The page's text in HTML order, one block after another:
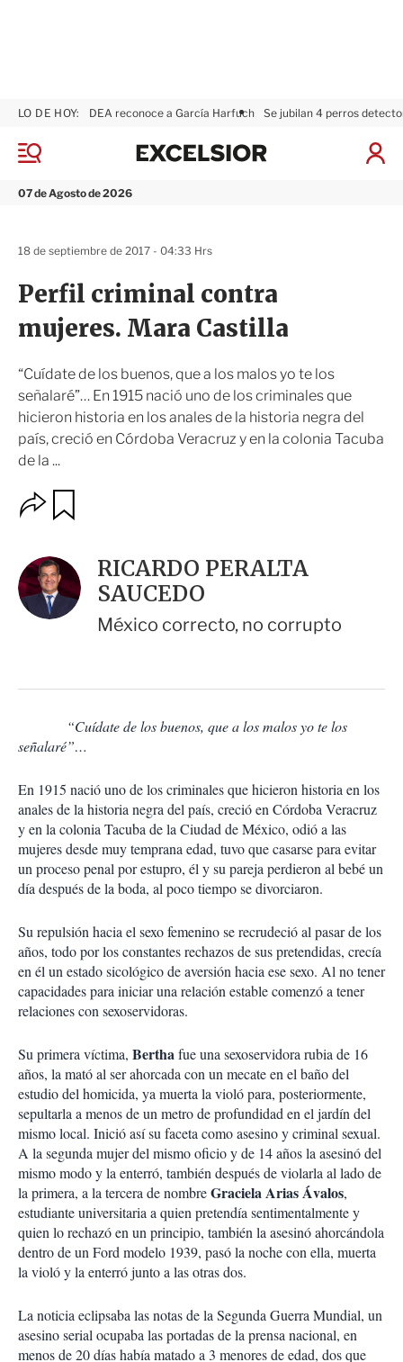
M
n
07 de Agosto de 2026
LO DE HOY: DEA reconoce a García Harfuch Se jubilan 4 perros
I
x
Perfil criminal contra
mujeres. Mara Castilla
“Cuídate de los buenos, que a los malos yo te los
señalaré”… En 1915 nació uno de los criminales que
hicieron historia en los anales de la historia negra del
país, creció en Córdoba Veracruz y en la colonia Tacuba
de la ...
18 de septiembre de 2017 - 04:33 Hrs
O
p
o
n
e
s
o
a
r
i
r
a
r
RICARDO PERALTA
SAUCEDO
México correcto, no corrupto
“Cuídate de los buenos, que a los malos yo te los
señalaré”…
En 1915 nació uno de los criminales que hicieron historia en los
anales de la historia negra del país, creció en Córdoba Veracruz
y en la colonia Tacuba de la Ciudad de México, odió a las
mujeres desde muy temprana edad, tuvo que casarse para evitar
un proceso penal por estupro, él y su pareja perdieron al bebé un
día después de la boda, al poco tiempo se divorciaron.
Su repulsión hacia el sexo femenino se recrudeció al pasar de los
años, todo por los constantes rechazos de sus pretendidas, crecía
en él un estado sicológico de aversión hacia ese sexo. Al no tener
capacidades para iniciar una relación estable comenzó a tener
relaciones con sexoservidoras.
Su primera víctima, Berthafue una sexoservidora rubia de 16
años, la mató al ser ahorcada con un mecate en el baño del
estudio del homicida, ya muerta la violó para, posteriormente,
sepultarla a menos de un metro de profundidad en el jardín del
mismo local. Inició así su faceta como asesino y criminal sexual.
A la segunda mujer del mismo oficio y de 14 años la asesinó del
mismo modo y la enterró, también después de violarla al lado de
la primera, a la tercera de nombreGraciela Arias Ávalos,
estudiante universitaria a quien pretendía sentimentalmente y
quien lo rechazó en un principio, también la asesinó ahorcándola
dentro de un Ford modelo 1939, pasó la noche con ella, muerta
la violó y la enterró junto a las otras dos.
La noticia eclipsaba las notas de la Segunda Guerra Mundial, un
asesino serial ocupaba las portadas de la prensa nacional, en
menos de 20 días había matado a 3 menores de edad, dos que